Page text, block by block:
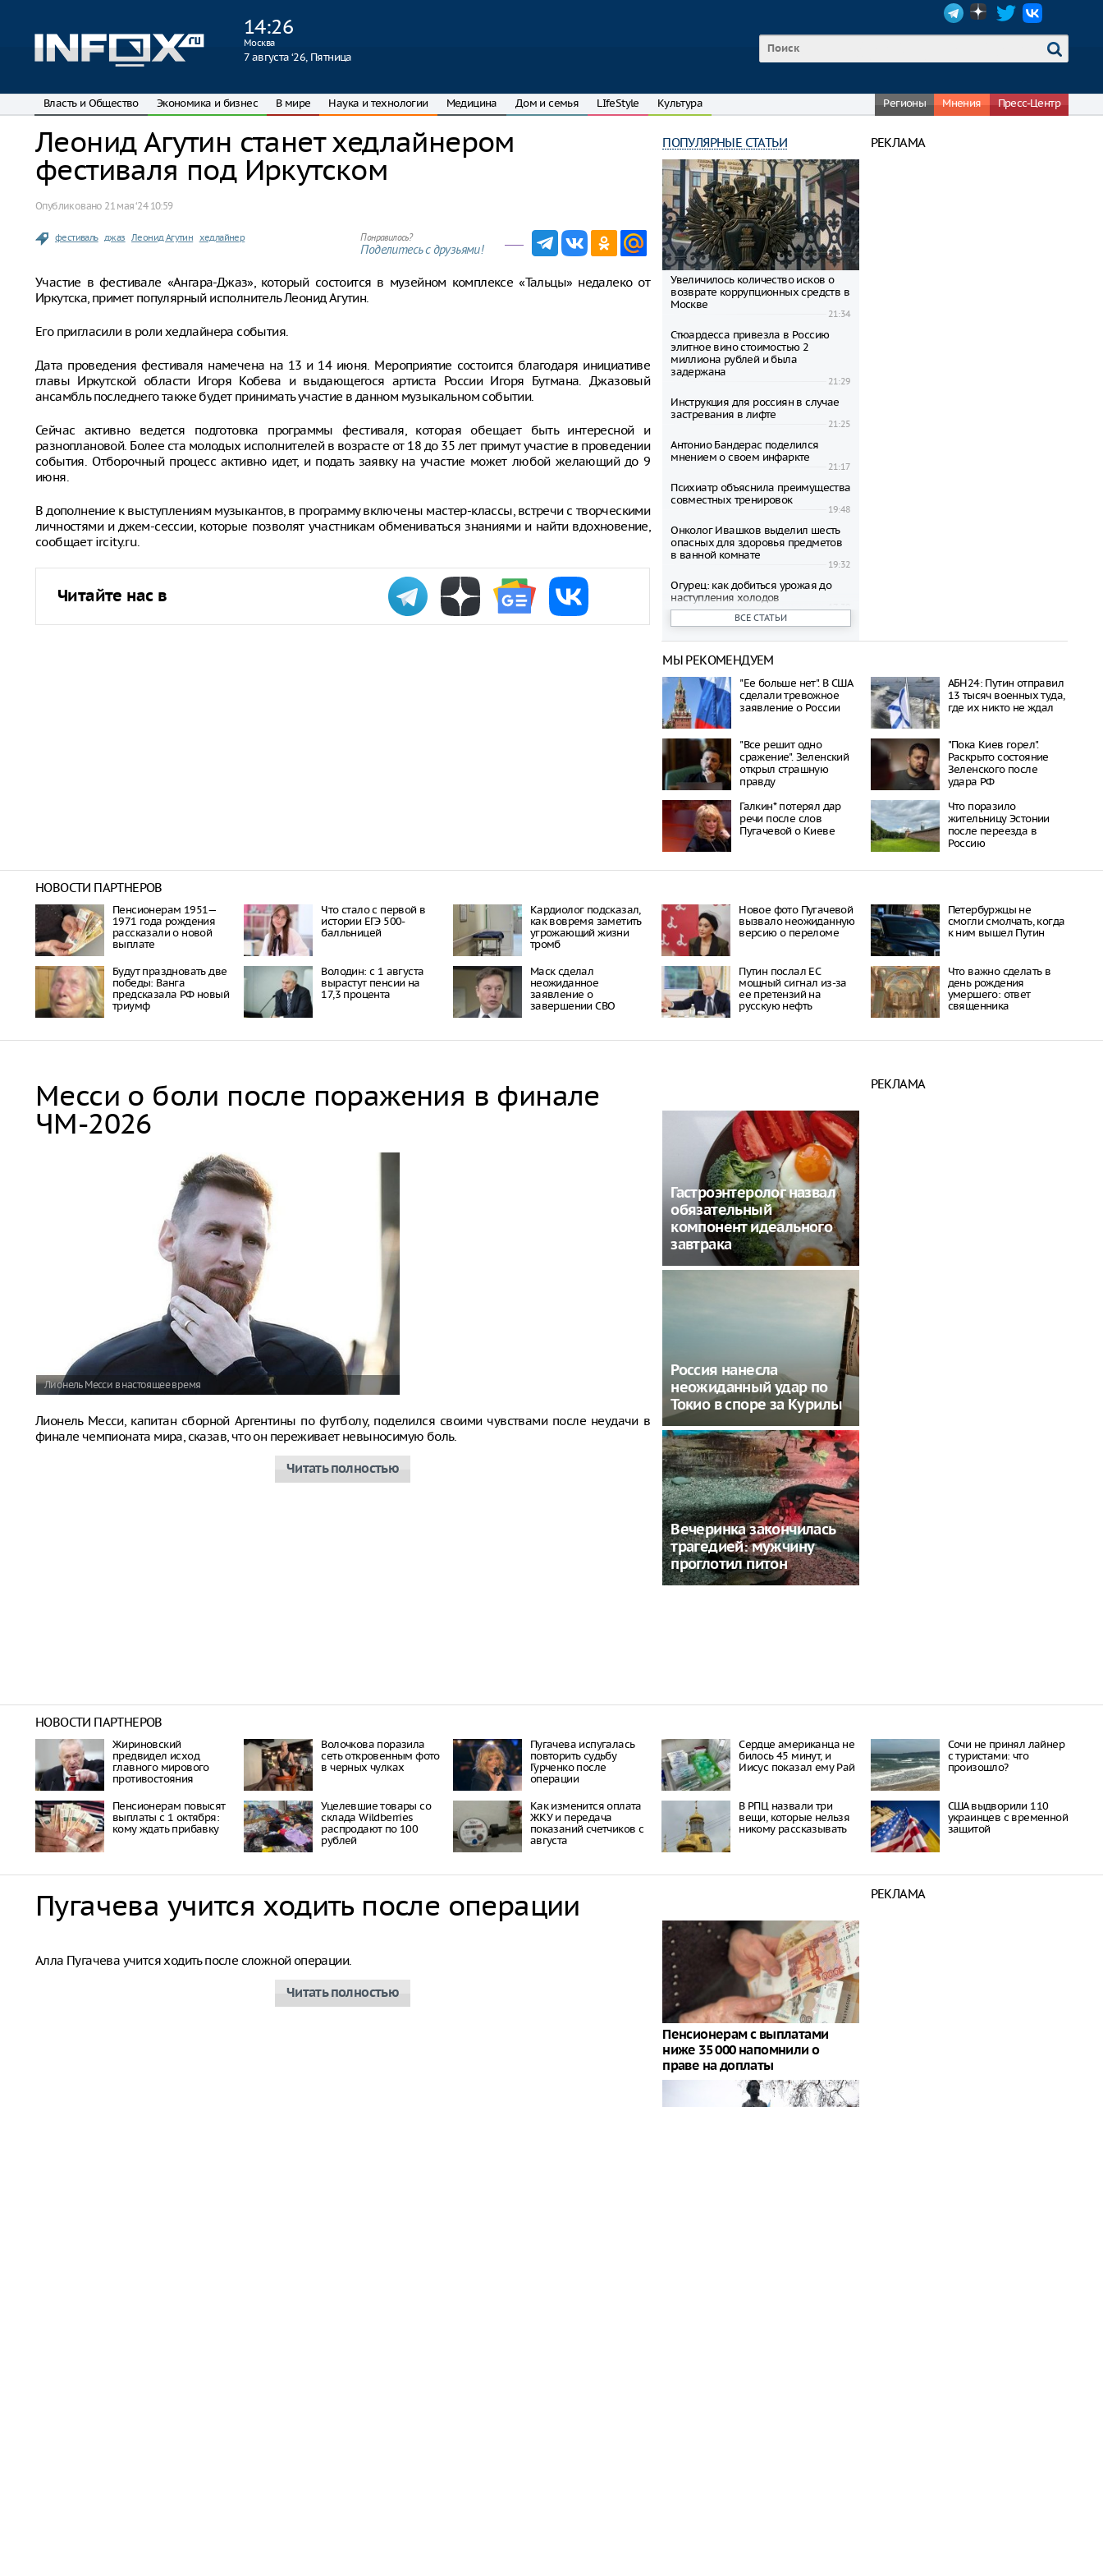
14:26
Москва
7 августа ‘26, Пятница
Власть и Общество Экономика и бизнес В мире Наука и технологии Медицина Дом и семья LIfeStyle Культура Регионы Мнения Пресс-Центр
Леонид Агутин станет хедлайнером
фестиваля под Иркутском
Опубликовано 21 мая ‘24 10:59
фестиваль джаз Леонид Агутин хедлайнер Понравилось?
Поделитесь с друзьями!
Участие в фестивале «Ангара-Джаз», который состоится в музейном комплексе «Тальцы» недалеко от
Иркутска, примет популярный исполнитель Леонид Агутин.
Его пригласили в роли хедлайнера события.
Дата проведения фестиваля намечена на 13 и 14 июня. Мероприятие состоится благодаря инициативе
главы Иркутской области Игоря Кобева и выдающегося артиста России Игоря Бутмана. Джазовый
ансамбль последнего также будет принимать участие в данном музыкальном событии.
Сейчас активно ведется подготовка программы фестиваля, которая обещает быть интересной и
разноплановой. Более ста молодых исполнителей в возрасте от 18 до 35 лет примут участие в проведении
события. Отборочный процесс активно идет, и подать заявку на участие может любой желающий до 9
июня.
В дополнение к выступлениям музыкантов, в программу включены мастер-классы, встречи с творческими
личностями и джем-сессии, которые позволят участникам обмениваться знаниями и найти вдохновение,
сообщает ircity.ru.
Читайте нас в
ПОПУЛЯРНЫЕ СТАТЬИ
Увеличилось количество исков о
возврате коррупционных средств в
Москве
21:34
Стюардесса привезла в Россию
элитное вино стоимостью 2
миллиона рублей и была
задержана
21:29
Инструкция для россиян в случае
застревания в лифте
21:25
Антонио Бандерас поделился
мнением о своем инфаркте
21:17
Психиатр объяснила преимущества
совместных тренировок
19:48
Онколог Ивашков выделил шесть
опасных для здоровья предметов
в ванной комнате
19:32
Огурец: как добиться урожая до
наступления холодов
17:39
Ветеринар предупредила о
критической угрозе от фумигаторов
для домашних животных
Психолог объяснила важные
аспекты плача для человека
15:48
Тренер рассказал, как избавиться
от жира на животе после 45 лет
Когда моя собака приносит тапки и
игрушки: скрытое значение её
подарков
14:39
Эксперт по питанию Лебедева
рассказала, как правильно
организовать рацион в жаркую
23:18
вейпинг делает зубы более
уязвимыми
23:14
6 утренних привычек,
способствующих улучшению
настроения и энергии на весь день
21:14
«Не ожидала, что смогу встать»:
Пугачева восстанавливается после
ВСЕ СТАТЬИ
РЕКЛАМА
МЫ РЕКОМЕНДУЕМ
"Ее больше нет". В США
сделали тревожное
заявление о России
АБН24: Путин отправил
13 тысяч военных туда,
где их никто не ждал
"Все решит одно
сражение". Зеленский
открыл страшную
правду
"Пока Киев горел".
Раскрыто состояние
Зеленского после
удара РФ
Галкин* потерял дар
речи после слов
Пугачевой о Киеве
Что поразило
жительницу Эстонии
после переезда в
Россию
НОВОСТИ ПАРТНЕРОВ
Пенсионерам 1951—
1971 года рождения
рассказали о новой
выплате
Что стало с первой в
истории ЕГЭ 500-
балльницей
Кардиолог подсказал,
как вовремя заметить
угрожающий жизни
тромб
Новое фото Пугачевой
вызвало неожиданную
версию о переломе
Петербуржцы не
смогли смолчать, когда
к ним вышел Путин
Будут праздновать две
победы: Ванга
предсказала РФ новый
триумф
Володин: с 1 августа
вырастут пенсии на
17,3 процента
Маск сделал
неожиданное
заявление о
завершении СВО
Путин послал ЕС
мощный сигнал из-за
ее претензий на
русскую нефть
Что важно сделать в
день рождения
умершего: ответ
священника
Месси о боли после поражения в финале
ЧМ-2026
Лионель Месси в настоящее время
Лионель Месси, капитан сборной Аргентины по футболу, поделился своими чувствами после неудачи в
финале чемпионата мира, сказав, что он переживает невыносимую боль.
Читать полностью
Гастроэнтеролог назвал
обязательный
компонент идеального
завтрака
Россия нанесла
неожиданный удар по
Токио в споре за Курилы
Вечеринка закончилась
трагедией: мужчину
проглотил питон
РЕКЛАМА
НОВОСТИ ПАРТНЕРОВ
Жириновский
предвидел исход
главного мирового
противостояния
Волочкова поразила
сеть откровенным фото
в черных чулках
Пугачева испугалась
повторить судьбу
Гурченко после
операции
Сердце американца не
билось 45 минут, и
Иисус показал ему Рай
Сочи не принял лайнер
с туристами: что
произошло?
Пенсионерам повысят
выплаты с 1 октября:
кому ждать прибавку
Уцелевшие товары со
склада Wildberries
распродают по 100
рублей
Как изменится оплата
ЖКУ и передача
показаний счетчиков с
августа
В РПЦ назвали три
вещи, которые нельзя
никому рассказывать
США выдворили 110
украинцев с временной
защитой
Пугачева учится ходить после операции
Алла Пугачева
Алла Пугачева учится ходить после сложной операции.
Читать полностью
Пенсионерам с выплатами
ниже 35 000 напомнили о
праве на доплаты
РЕКЛАМА